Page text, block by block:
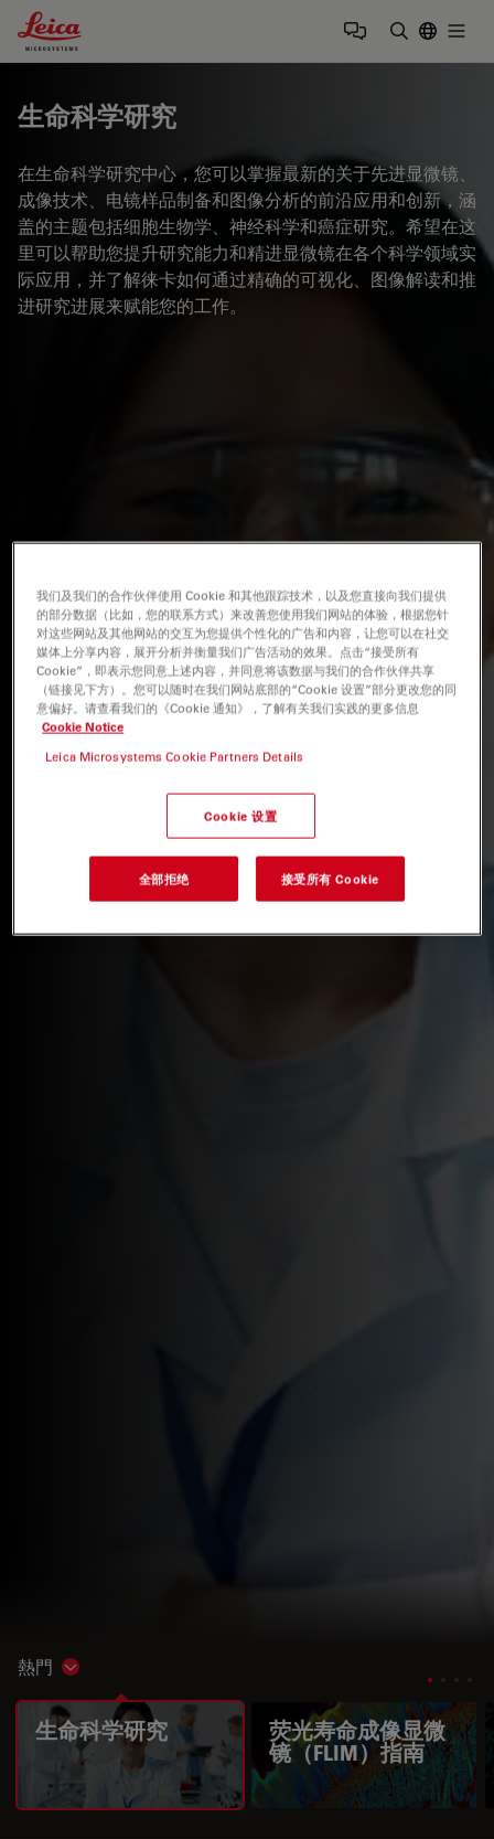
Leica Microsystems Logo
生命科学研究
在生命科学研究中心，您可以掌握最新的关于先进显微镜、
成像技术、电镜样品制备和图像分析的前沿应用和创新，涵
盖的主题包括细胞生物学、神经科学和癌症研究。希望在这
里可以帮助您提升研究能力和精进显微镜在各个科学领域实
际应用，并了解徕卡如何通过精确的可视化、图像解读和推
进研究进展来赋能您的工作。
熱門 Show subnavigation
生命科学研究
荧光寿命成像显微
镜（FLIM）指南
我们及我们的合作伙伴使用 Cookie 和其他跟踪技术，以及您直接向我们提供
的部分数据（比如，您的联系方式）来改善您使用我们网站的体验，根据您针
对这些网站及其他网站的交互为您提供个性化的广告和内容，让您可以在社交
媒体上分享内容，展开分析并衡量我们广告活动的效果。点击“接受所有
Cookie”，即表示您同意上述内容，并同意将该数据与我们的合作伙伴共享
（链接见下方）。您可以随时在我们网站底部的“Cookie 设置”部分更改您的同
意偏好。请查看我们的《Cookie 通知》，了解有关我们实践的更多信息
Cookie Notice
Leica Microsystems Cookie Partners Details
Cookie 设置
全部拒绝 接受所有 Cookie